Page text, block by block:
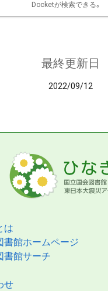
Docketが検索できる。
最終更新日
2022/09/12
は
書館ホームページ
書館サーチ
せ